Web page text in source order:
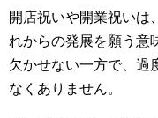
開店祝いや開業祝いは
れからの発展を願う意
欠かせない一方で、過
なくありません。